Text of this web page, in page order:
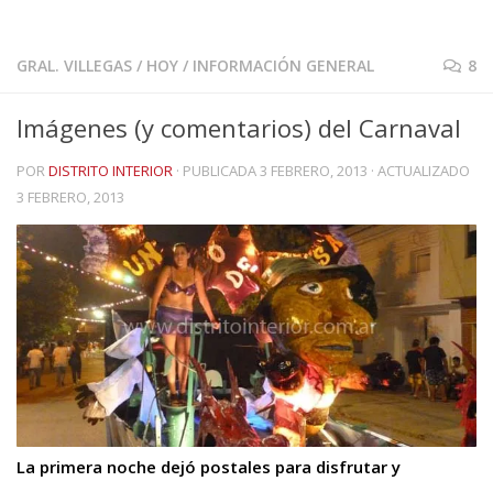
GRAL. VILLEGAS / HOY / INFORMACIÓN GENERAL 8
Imágenes (y comentarios) del Carnaval
PORDISTRITO INTERIOR · PUBLICADA3 FEBRERO, 2013 · ACTUALIZADO
3 FEBRERO, 2013
La primera noche dejó postales para disfrutar y